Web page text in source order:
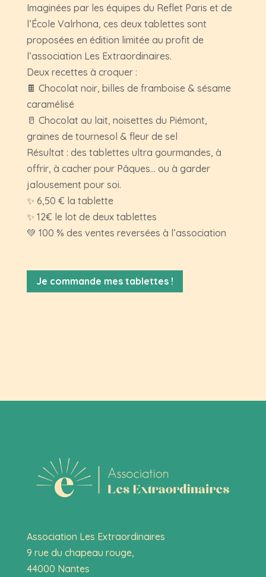
Imaginées par les équipes du Reflet Paris et de
l’École Valrhona, ces deux tablettes sont
proposées en édition limitée au profit de
l’association Les Extraordinaires.
Deux recettes à croquer :
🍫 Chocolat noir, billes de framboise & sésame
caramélisé
🥛 Chocolat au lait, noisettes du Piémont,
graines de tournesol & fleur de sel
Résultat : des tablettes ultra gourmandes, à
offrir, à cacher pour Pâques… ou à garder
jalousement pour soi.
✨ 6,50 € la tablette
✨ 12€ le lot de deux tablettes
💚 100 % des ventes reversées à l’association
Je commande mes tablettes !
Association Les Extraordinaires
9 rue du chapeau rouge,
44000 Nantes